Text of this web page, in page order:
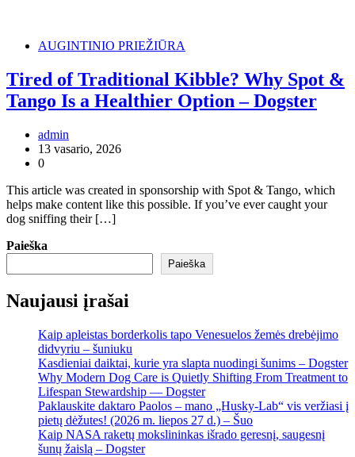
AUGINTINIO PRIEŽIŪRA
Tired of Traditional Kibble? Why Spot &
Tango Is a Healthier Option – Dogster
admin
13 vasario, 2026
0
This article was created in sponsorship with Spot & Tango, which
helps make content like this possible. If you’ve ever caught your
dog sniffing their […]
Paieška
Paieška
Naujausi įrašai
Kaip apleistas borderkolis tapo Venesuelos žemės drebėjimo
didvyriu – šuniuku
Kasdieniai daiktai, kurie yra slapta nuodingi šunims – Dogster
Why Modern Dog Care is Quietly Shifting From Treatment to
Lifespan Stewardship — Dogster
Paklauskite daktaro Paolos – mano „Husky-Lab“ vis veržiasi į
pietų dėžutes! (2026 m. liepos 27 d.) – Šuo
Kaip NASA raketų mokslininkas išrado geresnį, saugesnį
šunų žaislą – Dogster